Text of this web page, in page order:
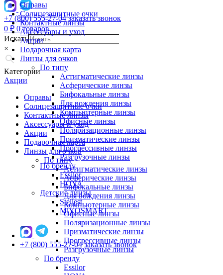
+7 (800) 555-27-04 заказать звонок
0 ₽ 0 товаров
Искать
×
Категории
Акции
Оправы
Солнцезащитные очки
Контактные линзы
Аксессуары и уход
Акции
Подарочная карта
Линзы для очков
По типу
Астигматические линзы
Асферические линзы
Бифокальные линзы
Для вождения линзы
Компьютерные линзы
Офисные линзы
Поляризационные линзы
Призматические линзы
Прогрессивные линзы
Разгрузочные линзы
По бренду
Essilor
Оправы
Солнцезащитные очки
Контактные линзы
Аксессуары и уход
Акции
Подарочная карта
Линзы для очков
По типу
Астигматические линзы
Асферические линзы
Бифокальные линзы
Для вождения линзы
Компьютерные линзы
Офисные линзы
Поляризационные линзы
Призматические линзы
Прогрессивные линзы
Разгрузочные линзы
По бренду
Essilor
HOYA
Детские линзы
Stellest
MiYOSMART
+7 (800) 555-27-04 заказать звонок